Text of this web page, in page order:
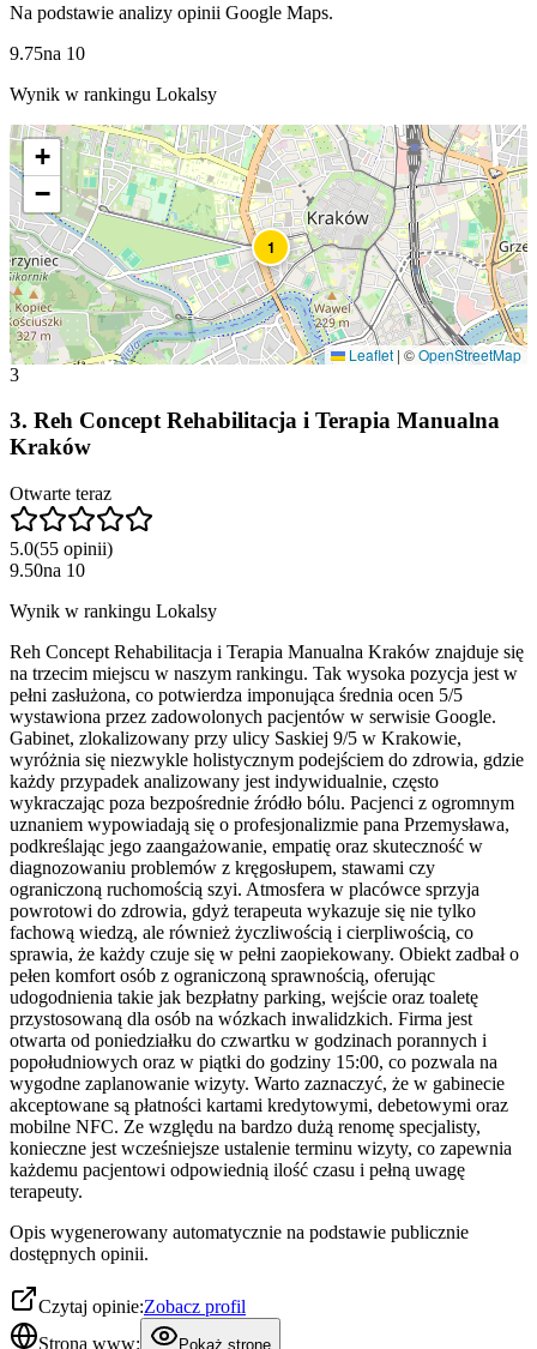
Na podstawie analizy opinii Google Maps.
9.75na 10
Wynik w rankingu Lokalsy
1
+
−
Leaflet | ©OpenStreetMap
3
3. Reh Concept Rehabilitacja i Terapia Manualna
Kraków
Otwarte teraz
5.0(55 opinii)
9.50na 10
Wynik w rankingu Lokalsy
Reh Concept Rehabilitacja i Terapia Manualna Kraków znajduje się
na trzecim miejscu w naszym rankingu. Tak wysoka pozycja jest w
pełni zasłużona, co potwierdza imponująca średnia ocen 5/5
wystawiona przez zadowolonych pacjentów w serwisie Google.
Gabinet, zlokalizowany przy ulicy Saskiej 9/5 w Krakowie,
wyróżnia się niezwykle holistycznym podejściem do zdrowia, gdzie
każdy przypadek analizowany jest indywidualnie, często
wykraczając poza bezpośrednie źródło bólu. Pacjenci z ogromnym
uznaniem wypowiadają się o profesjonalizmie pana Przemysława,
podkreślając jego zaangażowanie, empatię oraz skuteczność w
diagnozowaniu problemów z kręgosłupem, stawami czy
ograniczoną ruchomością szyi. Atmosfera w placówce sprzyja
powrotowi do zdrowia, gdyż terapeuta wykazuje się nie tylko
fachową wiedzą, ale również życzliwością i cierpliwością, co
sprawia, że każdy czuje się w pełni zaopiekowany. Obiekt zadbał o
pełen komfort osób z ograniczoną sprawnością, oferując
udogodnienia takie jak bezpłatny parking, wejście oraz toaletę
przystosowaną dla osób na wózkach inwalidzkich. Firma jest
otwarta od poniedziałku do czwartku w godzinach porannych i
popołudniowych oraz w piątki do godziny 15:00, co pozwala na
wygodne zaplanowanie wizyty. Warto zaznaczyć, że w gabinecie
akceptowane są płatności kartami kredytowymi, debetowymi oraz
mobilne NFC. Ze względu na bardzo dużą renomę specjalisty,
konieczne jest wcześniejsze ustalenie terminu wizyty, co zapewnia
każdemu pacjentowi odpowiednią ilość czasu i pełną uwagę
terapeuty.
Opis wygenerowany automatycznie na podstawie publicznie
dostępnych opinii.
Czytaj opinie:Zobacz profil
Strona www:
Pokaż stronę